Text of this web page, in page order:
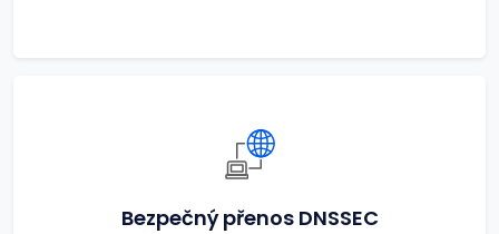
Bezpečný přenos DNSSEC